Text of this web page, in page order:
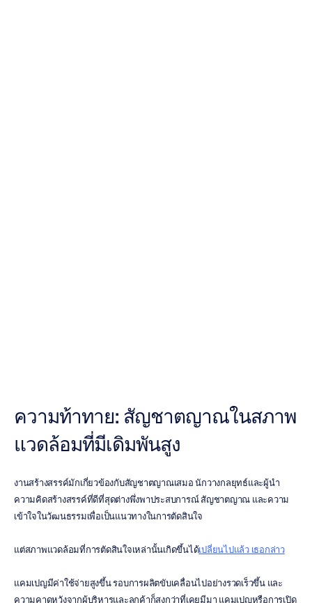
ความท้าทาย: สัญชาตญาณในสภาพ
แวดล้อมที่มีเดิมพันสูง
งานสร้างสรรค์มักเกี่ยวข้องกับสัญชาตญาณเสมอ นักวางกลยุทธ์และผู้นำ
ความคิดสร้างสรรค์ที่ดีที่สุดต่างพึ่งพาประสบการณ์ สัญชาตญาณ และความ
เข้าใจในวัฒนธรรมเพื่อเป็นแนวทางในการตัดสินใจ
แต่สภาพแวดล้อมที่การตัดสินใจเหล่านั้นเกิดขึ้นได้เปลี่ยนไปแล้ว เธอกล่าว
แคมเปญมีค่าใช้จ่ายสูงขึ้น รอบการผลิตขับเคลื่อนไปอย่างรวดเร็วขึ้น และ
ความคาดหวังจากผู้บริหารและลูกค้าก็สูงกว่าที่เคยมีมา แคมเปญหรือการเปิด